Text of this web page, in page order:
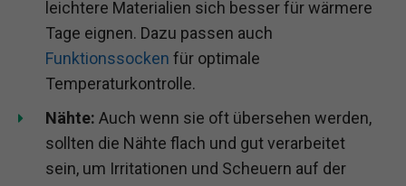
leichtere Materialien sich besser für wärmere
Tage eignen. Dazu passen auch
Funktionssocken für optimale
Temperaturkontrolle.
Nähte: Auch wenn sie oft übersehen werden,
sollten die Nähte flach und gut verarbeitet
sein, um Irritationen und Scheuern auf der